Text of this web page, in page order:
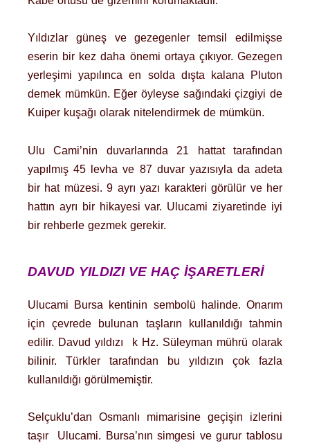
Yıldızlar güneş ve gezegenler temsil edilmişse
eserin bir kez daha önemi ortaya çıkıyor. Gezegen
yerleşimi yapılınca en solda dışta kalana Pluton
demek mümkün. Eğer öyleyse sağındaki çizgiyi de
Kuiper kuşağı olarak nitelendirmek de mümkün.
Ulu Cami’nin duvarlarında 21 hattat tarafından
yapılmış 45 levha ve 87 duvar yazısıyla da adeta
bir hat müzesi. 9 ayrı yazı karakteri görülür ve her
hattın ayrı bir hikayesi var. Ulucami ziyaretinde iyi
bir rehberle gezmek gerekir.
DAVUD YILDIZI VE HAÇ İŞARETLERİ
Ulucami Bursa kentinin sembolü halinde. Onarım
için çevrede bulunan taşların kullanıldığı tahmin
edilir. Davud yıldızı k Hz. Süleyman mührü olarak
bilinir. Türkler tarafından bu yıldızın çok fazla
kullanıldığı görülmemiştir.
Selçuklu’dan Osmanlı mimarisine geçişin izlerini
taşır Ulucami. Bursa’nın simgesi ve gurur tablosu